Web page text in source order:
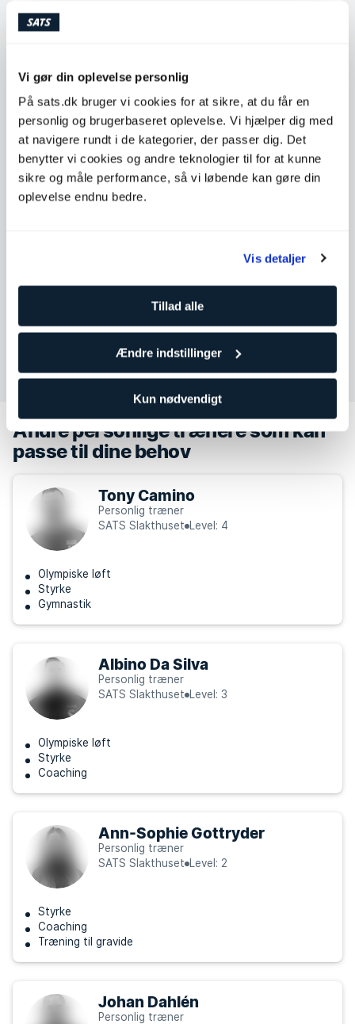
Vi gør din oplevelse personlig
På sats.dk bruger vi cookies for at sikre, at du får en
personlig og brugerbaseret oplevelse. Vi hjælper dig med
at navigere rundt i de kategorier, der passer dig. Det
benytter vi cookies og andre teknologier til for at kunne
sikre og måle performance, så vi løbende kan gøre din
oplevelse endnu bedre.
Vis detaljer
Tillad alle
Ændre indstillinger
Kun nødvendigt
Lørdag
Kontakt Carl Henriksson
Test mig i disse holdtræninger
Lør Søn Man Tir Ons
45 min
Andre personlige trænere som kan
passe til dine behov
Tony Camino
Personlig træner
SATS Slakthuset
Level: 4
Olympiske løft
Styrke
Gymnastik
Albino Da Silva
Personlig træner
SATS Slakthuset
Level: 3
Olympiske løft
Styrke
Coaching
Ann-Sophie Gottryder
Personlig træner
SATS Slakthuset
Level: 2
Styrke
Coaching
Træning til gravide
Johan Dahlén
Personlig træner